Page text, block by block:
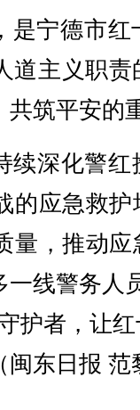
是宁德市
道主义职
共筑平安的
续深化警
的应急救
量，推动
线警务人
护者，让
（闽东日报